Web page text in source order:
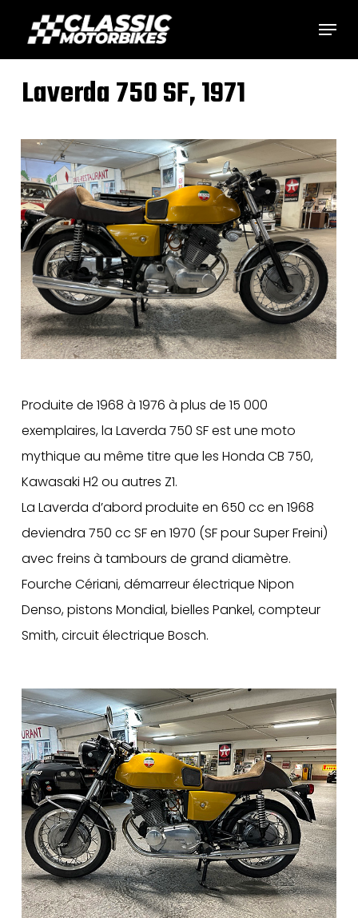
main
content
Menu
Laverda 750 SF, 1971
Produite de 1968 à 1976 à plus de 15 000
exemplaires, la Laverda 750 SF est une moto
mythique au même titre que les Honda CB 750,
Kawasaki H2 ou autres Z1.
La Laverda d’abord produite en 650 cc en 1968
deviendra 750 cc SF en 1970 (SF pour Super Freini)
avec freins à tambours de grand diamètre.
Fourche Cériani, démarreur électrique Nipon
Denso, pistons Mondial, bielles Pankel, compteur
Smith, circuit électrique Bosch.